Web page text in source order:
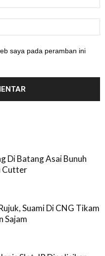
saya pada peramban ini
Di Batang Asai Bunuh
Cutter
Suami Di CNG Tikam
Sajam